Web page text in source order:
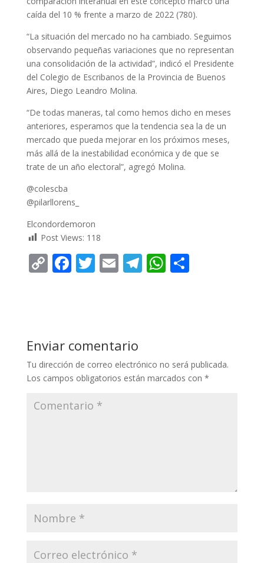
caída del 10 % frente a marzo de 2022 (780).
“La situación del mercado no ha cambiado. Seguimos
observando pequeñas variaciones que no representan
una consolidación de la actividad”, indicó el Presidente
del Colegio de Escribanos de la Provincia de Buenos
Aires, Diego Leandro Molina.
“De todas maneras, tal como hemos dicho en meses
anteriores, esperamos que la tendencia sea la de un
mercado que pueda mejorar en los próximos meses,
más allá de la inestabilidad económica y de que se
trate de un año electoral”, agregó Molina.
@colescba
@pilarllorens_
Elcondordemoron
Post Views: 118
C
Li
n
k
F
o
o
k
T E T
m
W
p
p
C
ti
r
Enviar comentario
Tu dirección de correo electrónico no será publicada.
Los campos obligatorios están marcados con *